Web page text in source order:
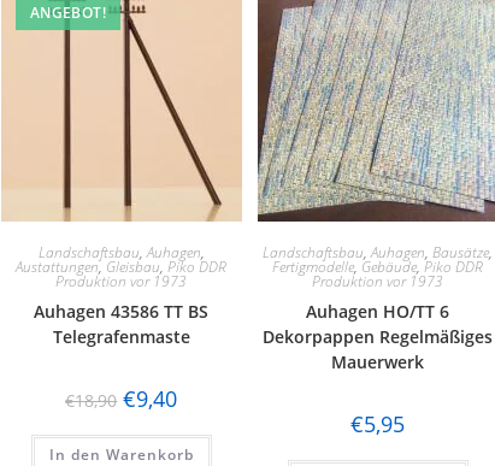
ANGEBOT!
Landschaftsbau,Auhagen,
Austattungen, Gleisbau,Piko DDR
Produktion vor 1973
Auhagen 43586 TT BS
Telegrafenmaste
€18,90 €9,40
In den Warenkorb
Landschaftsbau,Auhagen,Bausätze,
Fertigmodelle, Gebäude,Piko DDR
Produktion vor 1973
Auhagen HO/TT 6
Dekorpappen Regelmäßiges
Mauerwerk
€5,95